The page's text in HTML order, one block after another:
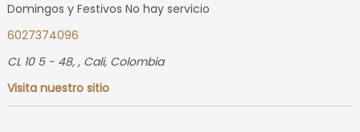
Domingos y Festivos No hay servicio
6027374096
CL 10 5 - 48, , Cali, Colombia
Visita nuestro sitio